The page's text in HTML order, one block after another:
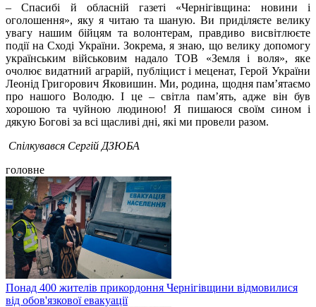
– Спасибі й обласній газеті «Чернігівщина: новини і
оголошення», яку я читаю та шаную. Ви приділяєте велику
увагу нашим бійцям та волонтерам, правдиво висвітлюєте
події на Сході України. Зокрема, я знаю, що велику допомогу
українським військовим надало ТОВ «Земля і воля», яке
очолює видатний аграрій, публіцист і меценат, Герой України
Леонід Григорович Яковишин. Ми, родина, щодня пам’ятаємо
про нашого Володю. І це – світла пам’ять, адже він був
хорошою та чуйною людиною! Я пишаюся своїм сином і
дякую Богові за всі щасливі дні, які ми провели разом.
Спілкувався Сергій ДЗЮБА
головне
Понад 400 жителів прикордоння Чернігівщини відмовилися
від обов'язкової евакуації